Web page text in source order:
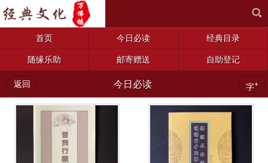
首页 今日必读 经典目录
随缘乐助 邮寄赠送 自助登记
返回 今日必读 字+